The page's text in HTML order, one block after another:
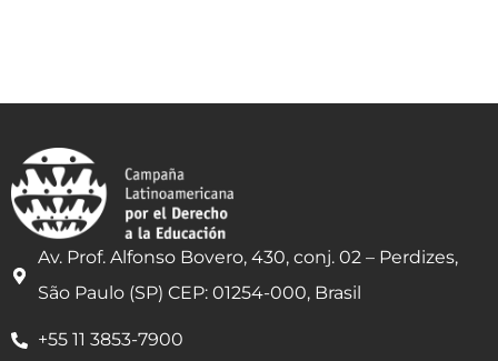
Av. Prof. Alfonso Bovero, 430, conj. 02 – Perdizes,
São Paulo (SP) CEP: 01254-000, Brasil
+55 11 3853-7900